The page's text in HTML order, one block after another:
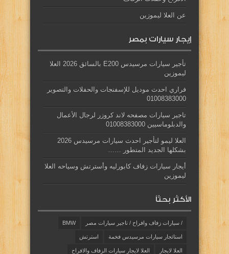
عن العلا ليموزين
إيجار سيارات بمصر
تأجير سيارات مرسيدس E200 بالسائق 2026 العلا
ليموزين
فراري احدث موديل للإسفنجات والحفلات والتصوير
01008383000
تاجير سيارات مصفحه لاند كروزر لرجال الأعمال
والدبلوماسيين 01008383000
العلا ليمو لتأجير احدث سيارات مرسيدس 2026
بشكلها الجديد المتطور ……
أيجار سيارات زفاف كابورليه وأسترتش وسياحه العلا
ليموزين
الأكثر بحثاً
/ سيارات زفاف وافراح / تاجير سيارات مصر BMW
استائجار سيارات مرسيدس فخمة استرتش
العلا لايجار العلا لايجار سيارات الزفاف والافراح